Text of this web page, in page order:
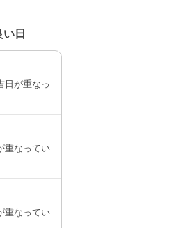
日
日が重なっ
重なってい
重なってい